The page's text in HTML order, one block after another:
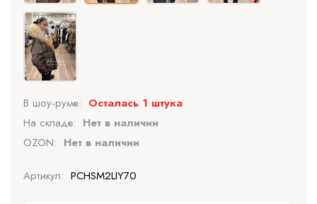
В шоу-руме: Осталась 1 штука
На складе: Нет в наличии
OZON: Нет в наличии
Артикул: PCHSM2LIY70